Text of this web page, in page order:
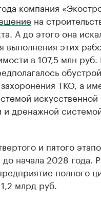
компания
на
А до этого она
выполнения этих
в 107,5 млн руб.
ТКО, а
искусственной
и дренажной
и пятого
до начала 2028 года.
полного
млрд руб.